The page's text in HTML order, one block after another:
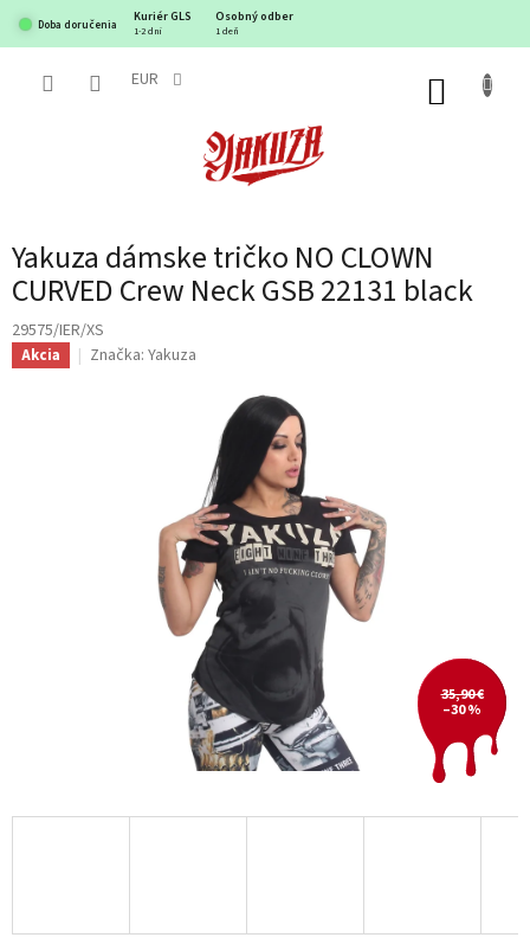
obsah
Doba doručenia
Kuriér GLS Osobný odber
1-2 dni 1 deň
EUR
Yakuza dámske tričko NO CLOWN
CURVED Crew Neck GSB 22131 black
29575/IER/XS
Akcia Značka: Yakuza
35,90 €
–30 %